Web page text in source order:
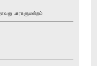
பாராளுமன்றம்